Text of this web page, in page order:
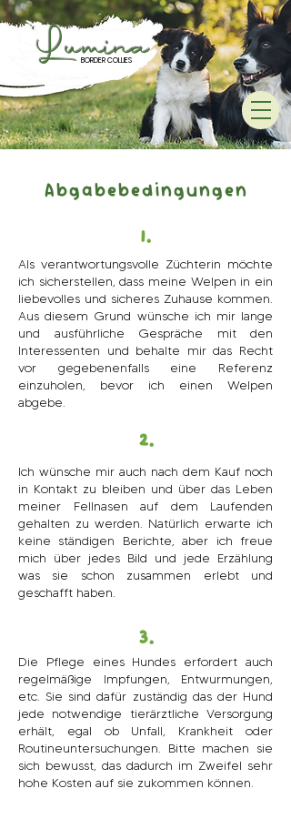
Lumina
BORDER COLLIES
Abgabebedingungen
1.
Als verantwortungsvolle Züchterin möchte
ich sicherstellen, dass meine Welpen in ein
liebevolles und sicheres Zuhause kommen.
Aus diesem Grund wünsche ich mir lange
und ausführliche Gespräche mit den
Interessenten und behalte mir das Recht
vor gegebenenfalls eine Referenz
einzuholen, bevor ich einen Welpen
abgebe.
Ich wünsche mir auch nach dem Kauf noch
in Kontakt zu bleiben und über das Leben
meiner Fellnasen auf dem Laufenden
gehalten zu werden. Natürlich erwarte ich
keine ständigen Berichte, aber ich freue
mich über jedes Bild und jede Erzählung
was sie schon zusammen erlebt und
geschafft haben.
Die Pflege eines Hundes erfordert auch
regelmäßige Impfungen, Entwurmungen,
etc. Sie sind dafür zuständig das der Hund
jede notwendige tierärztliche Versorgung
erhält, egal ob Unfall, Krankheit oder
Routineuntersuchungen. Bitte machen sie
sich bewusst, das dadurch im Zweifel sehr
hohe Kosten auf sie zukommen können.
2.
3.